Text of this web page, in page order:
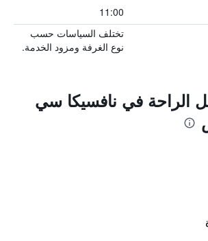
11:00
تختلف السياسات حسب
نوع الغرفة ومزود الخدمة.
الراحة في نافسيكا سي